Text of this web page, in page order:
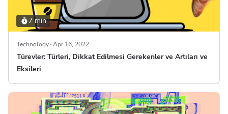
7 min
Technology Apr 16, 2022
Türevler: Türleri, Dikkat Edilmesi Gerekenler ve Artıları ve
Eksileri